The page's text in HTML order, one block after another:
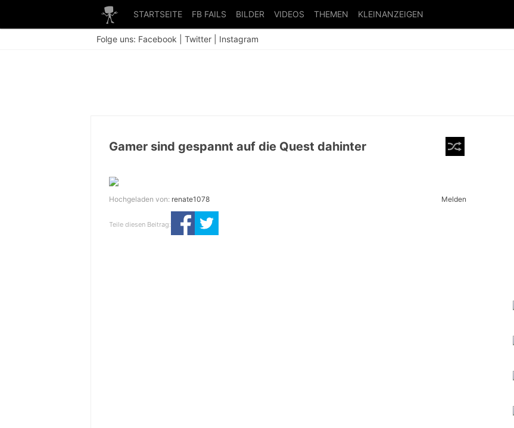
STARTSEITE FB FAILS BILDER VIDEOS THEMEN KLEINANZEIGEN
Folge uns: Facebook Twitter Instagram
Gamer sind gespannt auf die Quest dahinter
Hochgeladen von: renate1078 Melden
Teile diesen Beitrag: